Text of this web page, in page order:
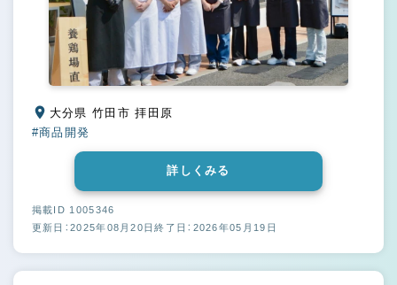
大分県 竹田市 拝田原
#商品開発
詳しくみる
掲載ID 1005346
更新日：2025年08月20日終了日：2026年05月19日